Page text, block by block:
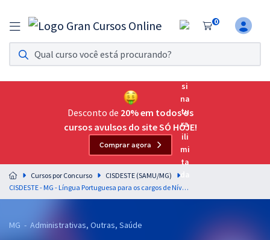
0
Assinatura Ilimitada 11
Acesso a todos os cursos. Teste grátis por 7 dias!
Assinatura OAB Até Passar
Acesso ilimitado a toda preparação para o Exame da
Residências Multiprofissionais
Preparação completa e intensiva para as principais
residências em saúde do Brasil
Desconto de 20% em todos os
cursos avulsos do site SÓ HOJE!
Comprar agora
Cursos por Concurso
CISDESTE (SAMU/MG)
CISDESTE - MG - Língua Portuguesa para os cargos de Nível Superior com os Professores Letícia Bastos e Wagner Sousa
MG - Administrativas, Outras, Saúde